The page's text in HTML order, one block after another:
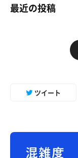
最近の投稿
ツイート